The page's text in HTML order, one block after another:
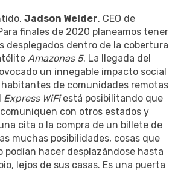
Jadson Welder, CEO de
finales de 2020 planeamos tener
desplegados dentro de la cobertura
Amazonas 5. La llegada del
un innegable impacto social
habitantes de comunidades remotas
Express WiFiestá posibilitando que
con otros estados y
cita o la compra de un billete de
muchas posibilidades, cosas que
podían hacer desplazándose hasta
lejos de sus casas. Es una puerta